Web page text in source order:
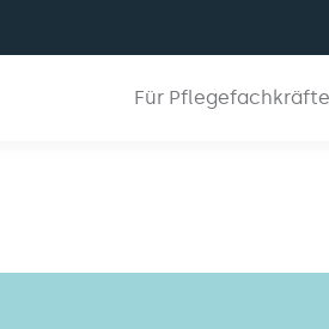
Für Pflegefachkräfte